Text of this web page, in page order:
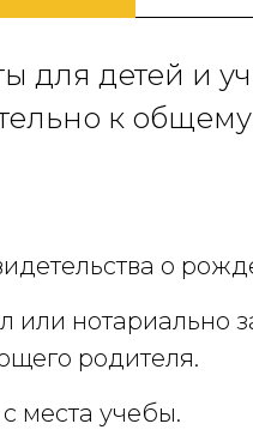
для детей и
к общему
о
или нотариально
родителя.
места учебы.